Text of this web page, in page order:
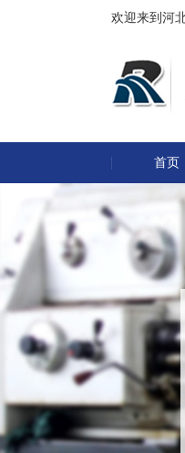
欢迎来到河
首页